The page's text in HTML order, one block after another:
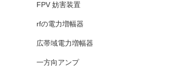
FPV 妨害装置
rfの電力増幅器
広帯域電力増幅器
一方向アンプ